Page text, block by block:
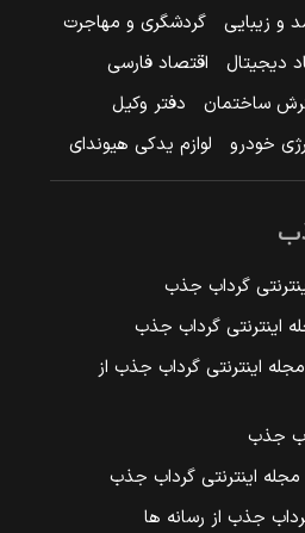
و زیبایی
گردشگری و مهاجرت
دیجیتال
اقتصاد فارسی
ساختمان
دفتر وکیل
خودرو لوازم یدکی هیوندای
گرداب جذب
اینترنتی گرداب جذب
اینترنتی گرداب جذب از
جذب
مجله اینترنتی گرداب جذب
جذب از رسانه ها